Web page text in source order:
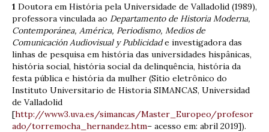
1 Doutora em História pela Universidade de Valladolid (1989),
professora vinculada ao Departamento de Historia Moderna,
Contemporánea, América, Periodismo, Medios de
Comunicación Audiovisual y Publicidade investigadora das
linhas de pesquisa em história das universidades hispânicas,
história social, história social da delinquência, história da
festa pública e história da mulher (Sítio eletrônico do
Instituto Universitario de Historia SIMANCAS, Universidad
de Valladolid
[http://www3.uva.es/simancas/Master_Europeo/profesor
ado/torremocha_hernandez.htm– acesso em: abril 2019]).